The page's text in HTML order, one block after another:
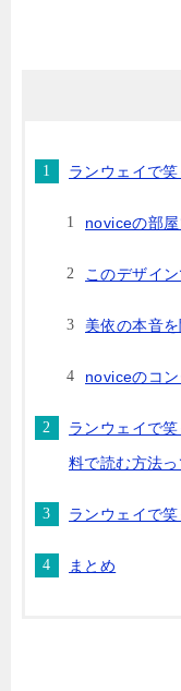
ランウェイで
noviceの部
このデザイ
美依の本音
noviceのコン
ランウェイで
料で読む方法っ
ランウェイで
まとめ